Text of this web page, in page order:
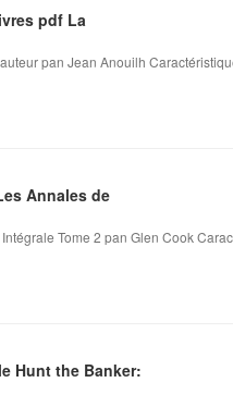
pdf La
pan Jean Anouilh
Annales de
Tome 2 pan Glen Cook
Hunt the Banker: